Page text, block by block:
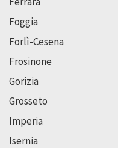
Foggia
Forlì-Cesena
Frosinone
Gorizia
Grosseto
Imperia
Isernia